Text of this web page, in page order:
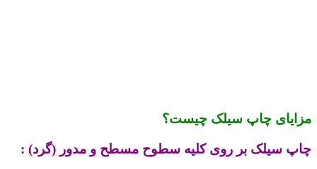
مزایای چاپ سیلک چیست؟
چاپ سیلک بر روی کلیه سطوح مسطح و مدور (گرد) :